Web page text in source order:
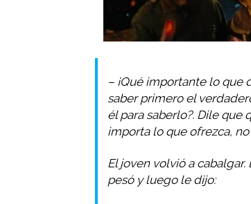
– ¡Qué importante lo
saber primero el
él para saberlo?. Dile que
importa lo que ofrezca,
El joven volvió a
pesó y luego le dijo: